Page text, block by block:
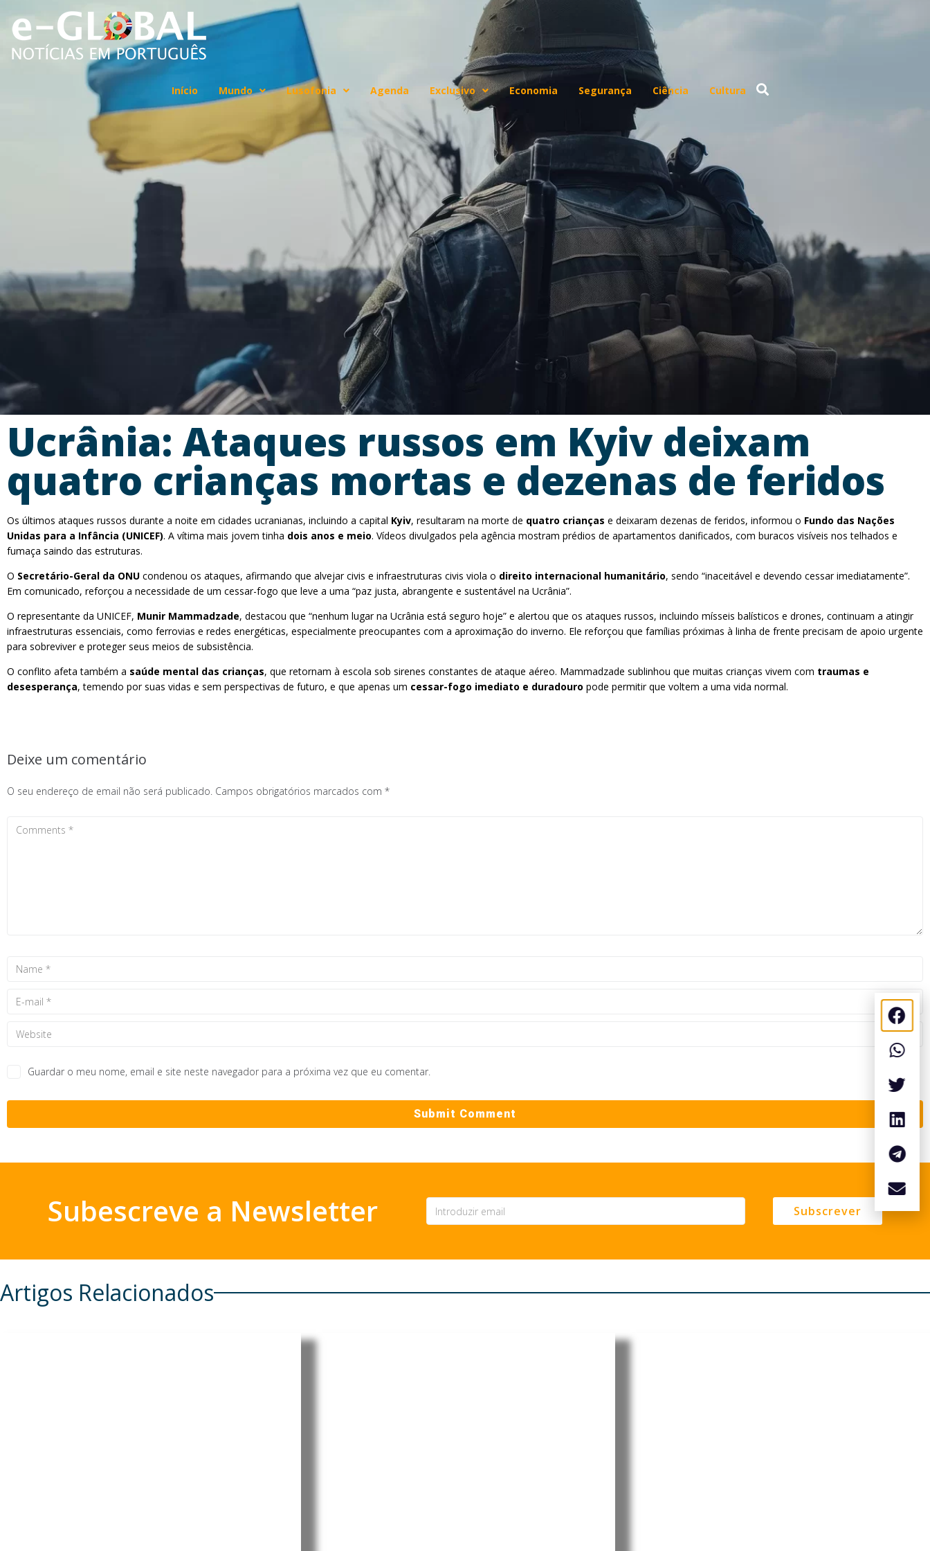
Início Mundo Lusofonia Agenda Exclusivo Economia Segurança Ciência Cultura
Ucrânia: Ataques russos em Kyiv deixam
quatro crianças mortas e dezenas de feridos
Os últimos ataques russos durante a noite em cidades ucranianas, incluindo a capital Kyiv, resultaram na morte de quatro crianças e deixaram dezenas de feridos, informou o Fundo das Nações
Unidas para a Infância (UNICEF). A vítima mais jovem tinha dois anos e meio. Vídeos divulgados pela agência mostram prédios de apartamentos danificados, com buracos visíveis nos telhados e
fumaça saindo das estruturas.
O Secretário-Geral da ONU condenou os ataques, afirmando que alvejar civis e infraestruturas civis viola o direito internacional humanitário, sendo “inaceitável e devendo cessar imediatamente”.
Em comunicado, reforçou a necessidade de um cessar-fogo que leve a uma “paz justa, abrangente e sustentável na Ucrânia”.
O representante da UNICEF, Munir Mammadzade, destacou que “nenhum lugar na Ucrânia está seguro hoje” e alertou que os ataques russos, incluindo mísseis balísticos e drones, continuam a atingir
infraestruturas essenciais, como ferrovias e redes energéticas, especialmente preocupantes com a aproximação do inverno. Ele reforçou que famílias próximas à linha de frente precisam de apoio urgente
para sobreviver e proteger seus meios de subsistência.
O conflito afeta também a saúde mental das crianças, que retornam à escola sob sirenes constantes de ataque aéreo. Mammadzade sublinhou que muitas crianças vivem com traumas e
desesperança, temendo por suas vidas e sem perspectivas de futuro, e que apenas um cessar-fogo imediato e duradouro pode permitir que voltem a uma vida normal.
Deixe um comentário
O seu endereço de email não será publicado. Campos obrigatórios marcados com *
Guardar o meu nome, email e site neste navegador para a próxima vez que eu comentar.
Subescreve a Newsletter Subscrever
Artigos Relacionados